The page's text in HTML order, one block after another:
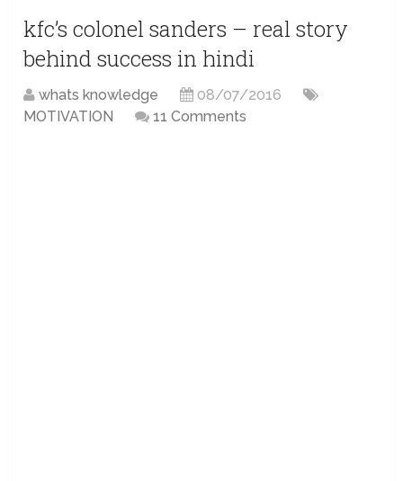
kfc’s colonel sanders – real story
behind success in hindi
whats knowledge
08/07/2016
MOTIVATION
11 Comments